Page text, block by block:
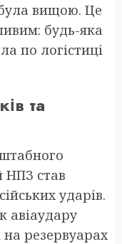
вищою. Це
будь-яка
по логістиці
та
НПЗ став
ударів.
авіаудару
резервуарах